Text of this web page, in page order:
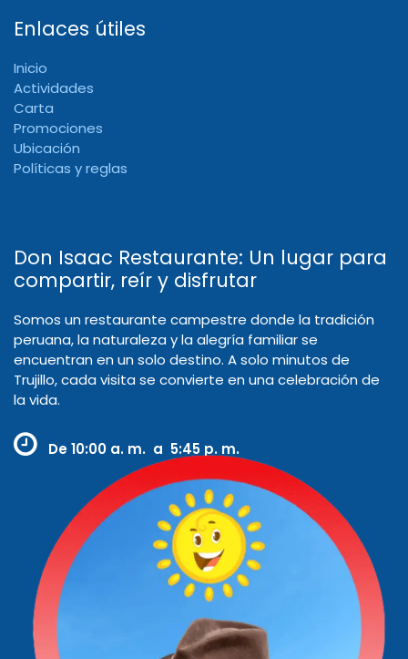
Enlaces útiles
Inicio
Actividades
Carta
Promociones
Ubicación
Políticas y reglas
Don Isaac Restaurante: Un lugar para
compartir, reír y disfrutar
Somos un restaurante campestre donde la tradición
peruana, la naturaleza y la alegría familiar se
encuentran en un solo destino. A solo minutos de
Trujillo, cada visita se convierte en una celebración de
la vida.
De10:00 a. m. a 5:45 p. m.